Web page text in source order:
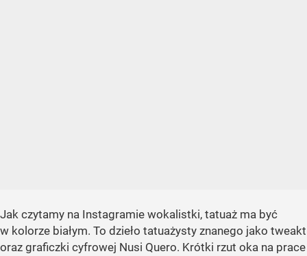
Jak czytamy na Instagramie wokalistki, tatuaż ma być
w kolorze białym. To dzieło tatuażysty znanego jako tweakt
oraz graficzki cyfrowej Nusi Quero. Krótki rzut oka na prace